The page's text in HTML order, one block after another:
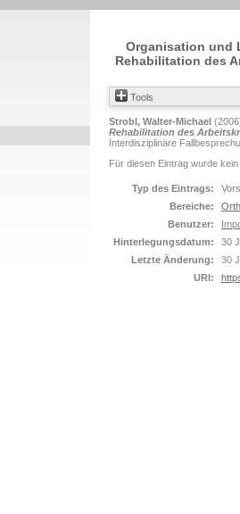
Organisation und
Rehabilitation des
Tools
Strobl, Walter-Michael
Rehabilitation des
Interdisziplinäre
Für diesen Eintrag wurde
Typ des Eintrags:
Bereiche:
Benutzer:
Hinterlegungsdatum:
30
Letzte Änderung:
30
URI: